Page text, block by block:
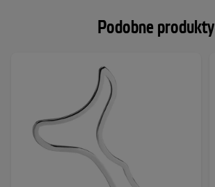
Podobne produkty